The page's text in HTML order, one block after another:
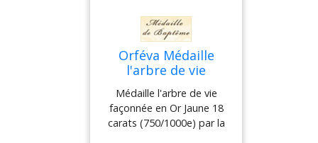
Orféva Médaille
l'arbre de vie
Médaille l'arbre de vie
façonnée en Or Jaune 18
carats (750/1000e) par la